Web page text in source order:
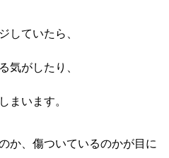
していたら、
気がしたり、
まいます。
か、傷ついているのかが目に